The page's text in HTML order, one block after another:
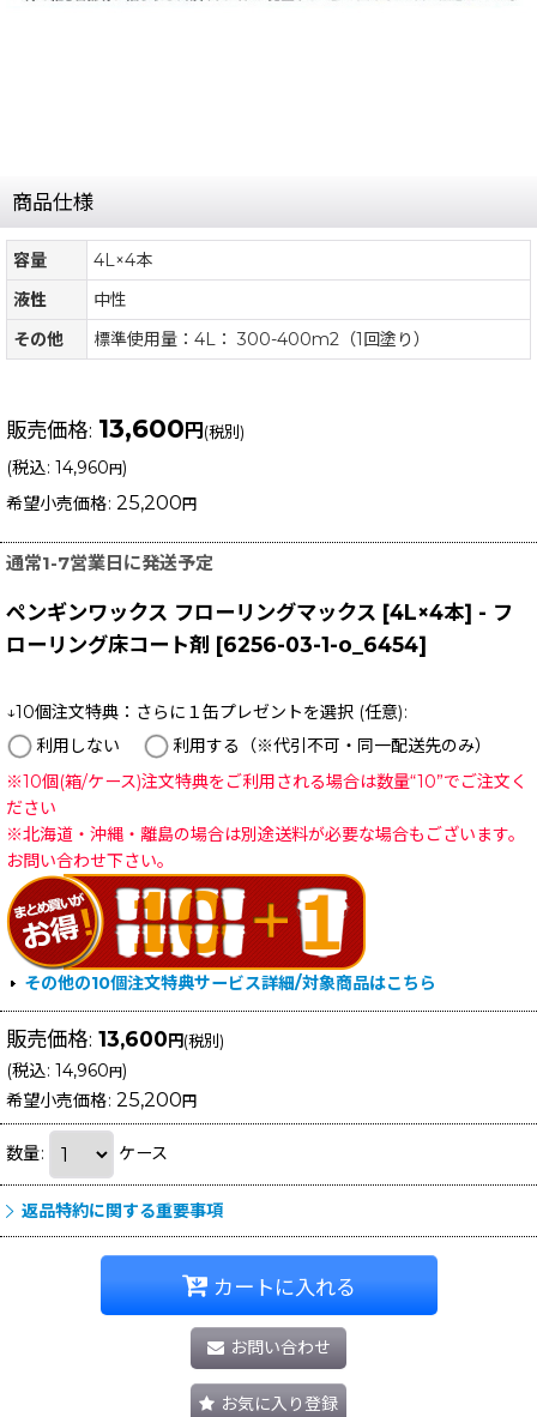
商品仕様
容量
4L×4本
液性
中性
その他
標準使用量：4L： 300-400m2（1回塗り）
販売価格: 13,600円(税別)
(税込: 14,960円)
希望小売価格: 25,200 円
通常1-7営業日に発送予定
ペンギンワックス フローリングマックス [4L×4本] - フ
ローリング床コート剤 [6256-03-1-o_6454]
↓10個注文特典：さらに１缶プレゼントを選択 (任意):
利用しない
利用する（※代引不可・同一配送先のみ）
※10個(箱/ケース)注文特典をご利用される場合は数量“10”でご注文く
ださい
※北海道・沖縄・離島の場合は別途送料が必要な場合もございます。
お問い合わせ下さい。
その他の10個注文特典サービス詳細/対象商品はこちら
販売価格: 13,600円(税別)
(税込: 14,960 円)
希望小売価格: 25,200 円
数量: ケース
返品特約に関する重要事項
カートに入れる
お問い合わせ
お気に入り登録